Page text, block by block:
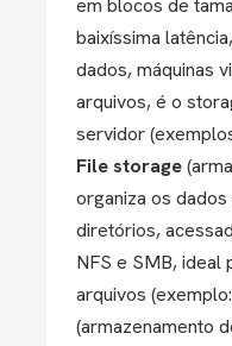
baixíssima
dados, máquinas
arquivos, é o
servidor
File storage
organiza os
diretórios,
NFS e SMB, ideal
arquivos
(armazenamento